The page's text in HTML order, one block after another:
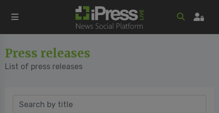
Press releases
List of press releases